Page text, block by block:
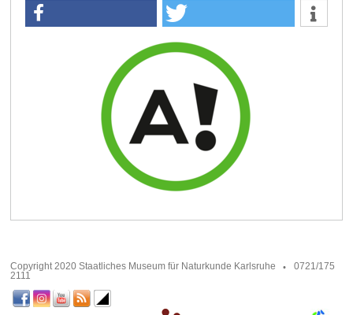
Copyright 2020 Staatliches Museum für Naturkunde Karlsruhe
0721/175
2111